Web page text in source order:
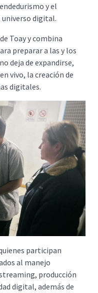
y el
digital.
Toay y combina
preparar a las y los
deja de expandirse,
vivo, la creación de
digitales.
participan
al manejo
producción
digital, además de